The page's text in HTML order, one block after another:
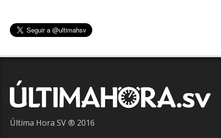
Última Hora SV ® 2016